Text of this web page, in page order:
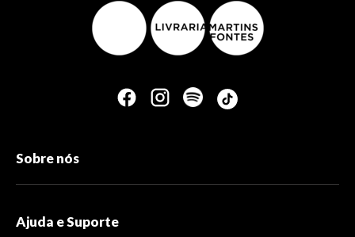
Sobre nós
Ajuda e Suporte